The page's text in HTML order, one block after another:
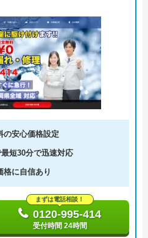
の安心価格設定
短30分で迅速対応
格に自信あり
まずは電話相談！
0120-995-414
受付時間 24時間